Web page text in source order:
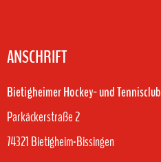
ANSCHRIFT
Bietigheimer Hockey- und Tennisclub
Parkäckerstraße 2
74321 Bietigheim-Bissingen